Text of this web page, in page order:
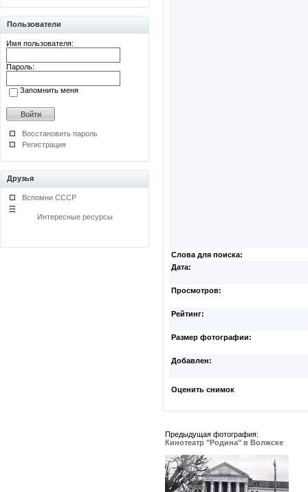
Пользователи
Имя пользователя:
Пароль:
Запомнить меня
Восстановить пароль
Регистрация
Друзья
Вспомни СССР
Интересные ресурсы
Слова для поиска:
Дата:
Просмотров:
Рейтинг:
Размер фотографии:
Добавлен:
Оценить снимок
Предыдущая фотография:
Кинотеатр "Родина" в Волжске